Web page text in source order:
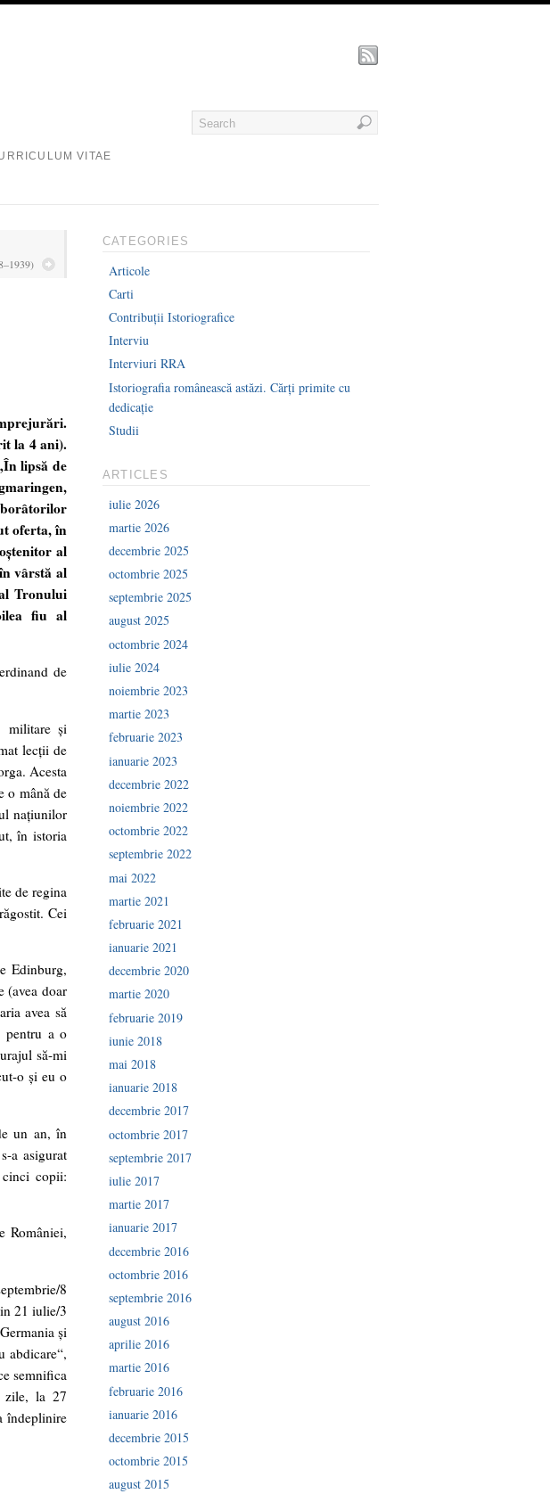
VITAE
la 4 ani).
lipsă de
oferta, în
al
vârstă al
Tronului
fiu al
de
militare şi
lecţii de
Acesta
o mână de
naţiunilor
în istoria
de regina
Cei
Edinburg,
(avea doar
avea să
pentru a o
să-mi
o şi eu o
un an, în
a asigurat
copii:
României,
8
21 iulie/3
şi
abdicare“,
semnifica
zile, la 27
îndeplinire
CATEGORIES
Articole
Carti
Contribuții Istoriografice
Interviu
Interviuri RRA
Istoriografia românească astăzi. Cărți primite cu
dedicație
Studii
ARTICLES
iulie 2026
martie 2026
decembrie 2025
octombrie 2025
septembrie 2025
august 2025
octombrie 2024
iulie 2024
noiembrie 2023
martie 2023
februarie 2023
ianuarie 2023
decembrie 2022
noiembrie 2022
octombrie 2022
septembrie 2022
mai 2022
martie 2021
februarie 2021
ianuarie 2021
decembrie 2020
martie 2020
februarie 2019
iunie 2018
mai 2018
ianuarie 2018
decembrie 2017
octombrie 2017
septembrie 2017
iulie 2017
martie 2017
ianuarie 2017
decembrie 2016
octombrie 2016
septembrie 2016
august 2016
aprilie 2016
martie 2016
februarie 2016
ianuarie 2016
decembrie 2015
octombrie 2015
august 2015